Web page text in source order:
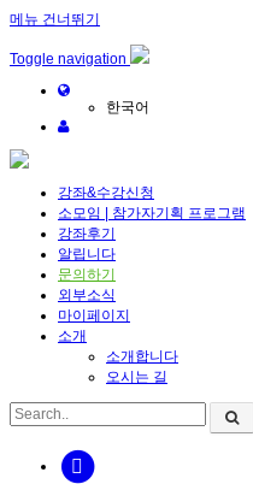
메뉴 건너뛰기
Toggle navigation
한국어
강좌&수강신청
소모임 | 참가자기획 프로그램
강좌후기
알립니다
문의하기
외부소식
마이페이지
소개
소개합니다
오시는 길